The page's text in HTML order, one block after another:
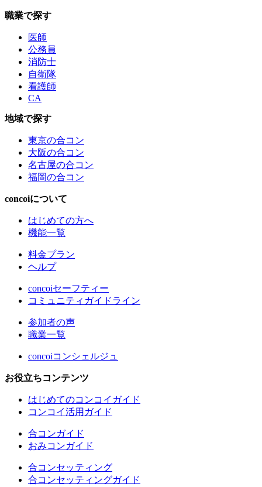
職業で探す
医師
公務員
消防士
自衛隊
看護師
CA
地域で探す
東京の合コン
大阪の合コン
名古屋の合コン
福岡の合コン
concoiについて
はじめての方へ
機能一覧
料金プラン
ヘルプ
concoiセーフティー
コミュニティガイドライン
参加者の声
職業一覧
concoiコンシェルジュ
お役立ちコンテンツ
はじめてのコンコイガイド
コンコイ活用ガイド
合コンガイド
おみコンガイド
合コンセッティング
合コンセッティングガイド